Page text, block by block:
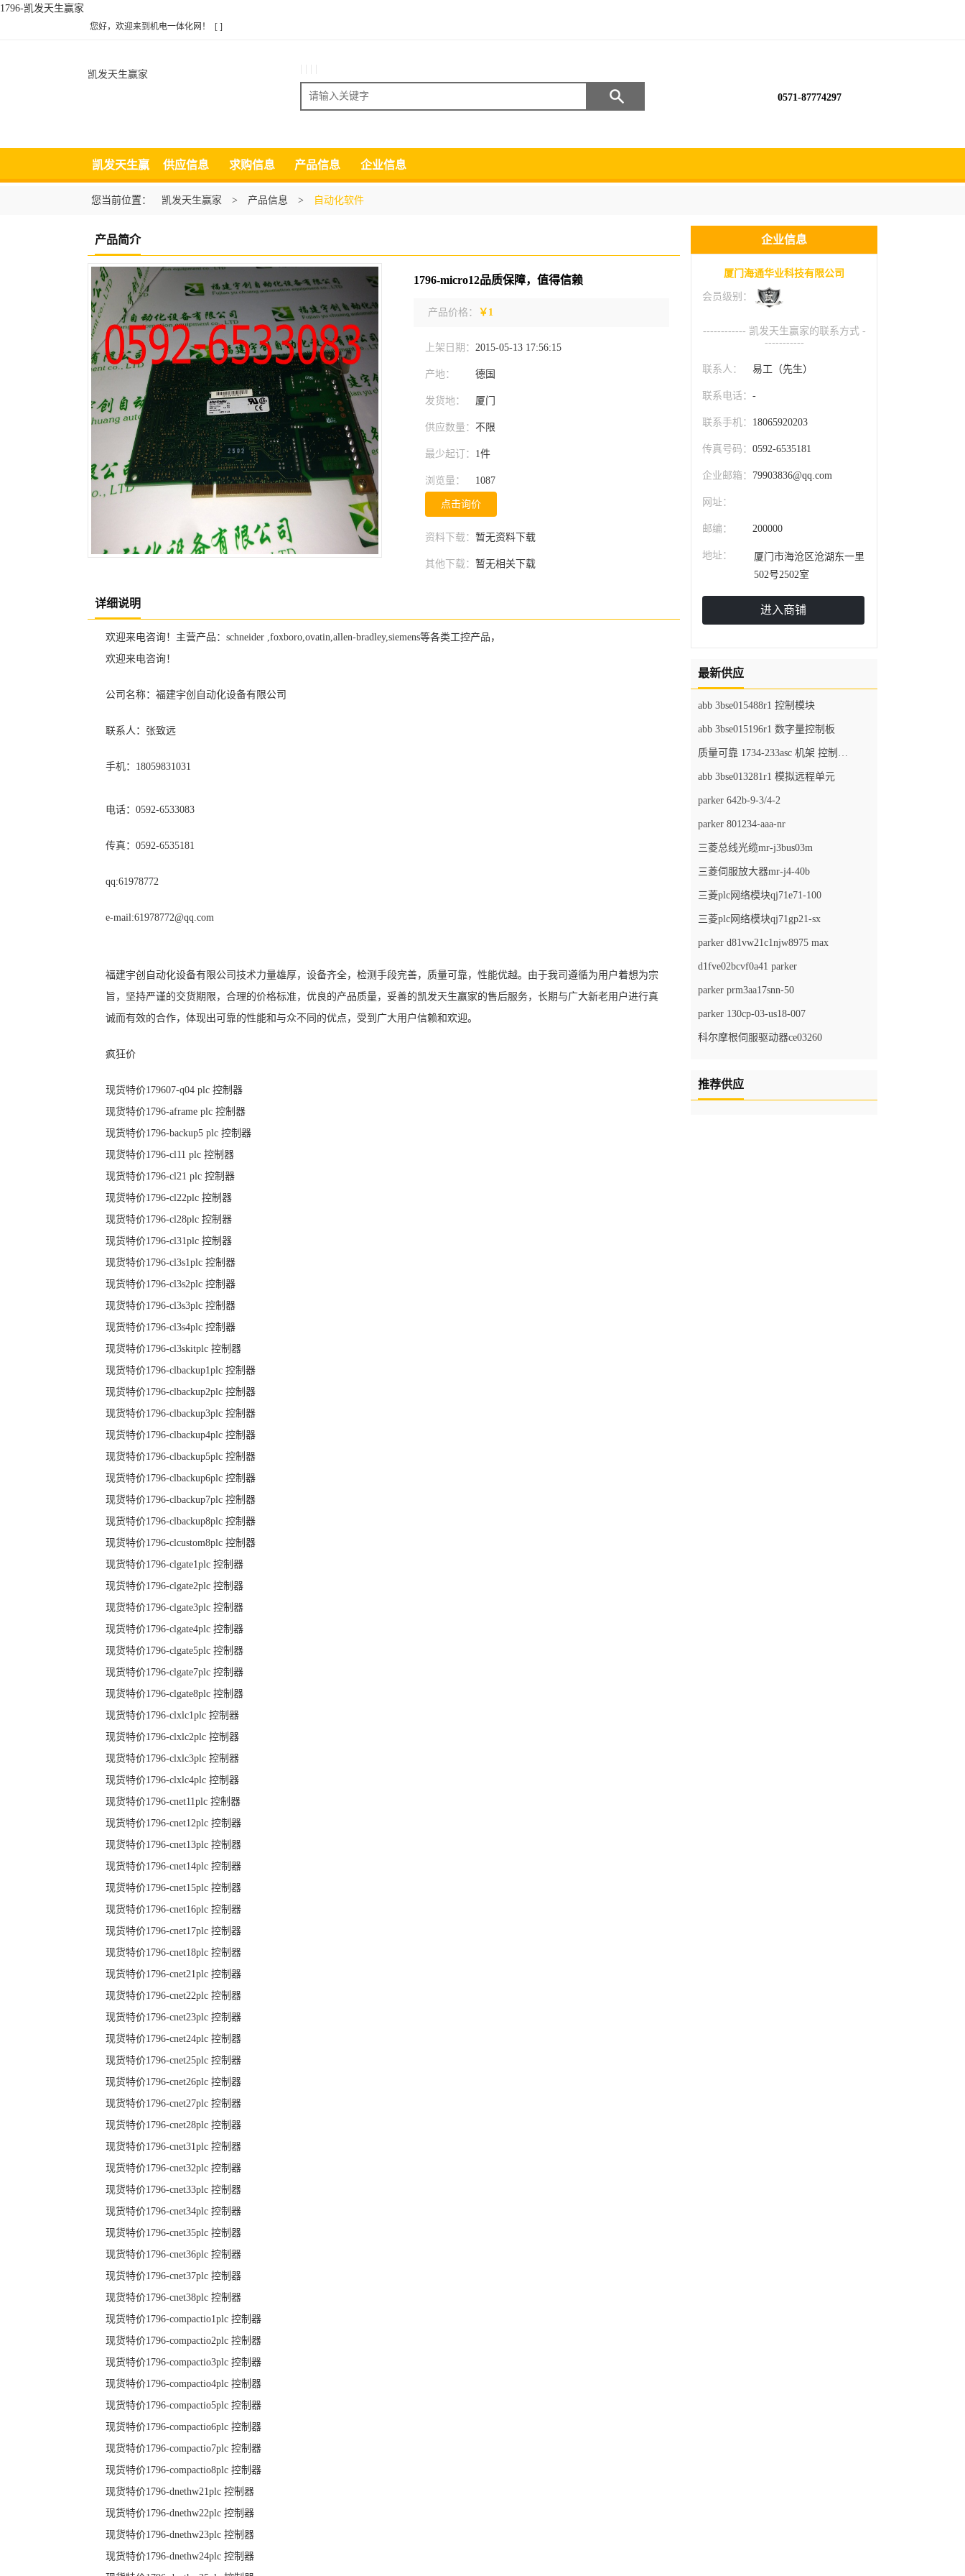
1796-凯发天生赢家
您好，欢迎来到机电一体化网！ [ ]
凯发天生赢家
搜索 0571-87774297
凯发天生赢
家
供应信息 求购信息 产品信息 企业信息
您当前位置： 凯发天生赢家 > 产品信息 > 自动化软件
产品简介
1796-micro12品质保障，值得信赖
产品价格： ￥1
上架日期： 2015-05-13 17:56:15
产地： 德国
发货地： 厦门
供应数量： 不限
最少起订： 1件
浏览量： 1087
点击询价
资料下载： 暂无资料下载
其他下载： 暂无相关下载
详细说明
欢迎来电咨询！主营产品：schneider ,foxboro,ovatin,allen-bradley,siemens等各类工控产品，
欢迎来电咨询！
公司名称：福建宇创自动化设备有限公司
联系人：张致远
手机：18059831031
电话：0592-6533083
传真：0592-6535181
qq:61978772
e-mail:61978772@qq.com
福建宇创自动化设备有限公司技术力量雄厚，设备齐全，检测手段完善，质量可靠，性能优越。由于我司遵循为用户着想为宗
旨，坚持严谨的交货期限，合理的价格标准，优良的产品质量，妥善的凯发天生赢家的售后服务，长期与广大新老用户进行真
诚而有效的合作，体现出可靠的性能和与众不同的优点，受到广大用户信赖和欢迎。
疯狂价
现货特价179607-q04 plc 控制器
现货特价1796-aframe plc 控制器
现货特价1796-backup5 plc 控制器
现货特价1796-cl11 plc 控制器
现货特价1796-cl21 plc 控制器
现货特价1796-cl22plc 控制器
现货特价1796-cl28plc 控制器
现货特价1796-cl31plc 控制器
现货特价1796-cl3s1plc 控制器
现货特价1796-cl3s2plc 控制器
现货特价1796-cl3s3plc 控制器
现货特价1796-cl3s4plc 控制器
现货特价1796-cl3skitplc 控制器
现货特价1796-clbackup1plc 控制器
现货特价1796-clbackup2plc 控制器
现货特价1796-clbackup3plc 控制器
现货特价1796-clbackup4plc 控制器
现货特价1796-clbackup5plc 控制器
现货特价1796-clbackup6plc 控制器
现货特价1796-clbackup7plc 控制器
现货特价1796-clbackup8plc 控制器
现货特价1796-clcustom8plc 控制器
现货特价1796-clgate1plc 控制器
现货特价1796-clgate2plc 控制器
现货特价1796-clgate3plc 控制器
现货特价1796-clgate4plc 控制器
现货特价1796-clgate5plc 控制器
现货特价1796-clgate7plc 控制器
现货特价1796-clgate8plc 控制器
现货特价1796-clxlc1plc 控制器
现货特价1796-clxlc2plc 控制器
现货特价1796-clxlc3plc 控制器
现货特价1796-clxlc4plc 控制器
现货特价1796-cnet11plc 控制器
现货特价1796-cnet12plc 控制器
现货特价1796-cnet13plc 控制器
现货特价1796-cnet14plc 控制器
现货特价1796-cnet15plc 控制器
现货特价1796-cnet16plc 控制器
现货特价1796-cnet17plc 控制器
现货特价1796-cnet18plc 控制器
现货特价1796-cnet21plc 控制器
现货特价1796-cnet22plc 控制器
现货特价1796-cnet23plc 控制器
现货特价1796-cnet24plc 控制器
现货特价1796-cnet25plc 控制器
现货特价1796-cnet26plc 控制器
现货特价1796-cnet27plc 控制器
现货特价1796-cnet28plc 控制器
现货特价1796-cnet31plc 控制器
现货特价1796-cnet32plc 控制器
现货特价1796-cnet33plc 控制器
现货特价1796-cnet34plc 控制器
现货特价1796-cnet35plc 控制器
现货特价1796-cnet36plc 控制器
现货特价1796-cnet37plc 控制器
现货特价1796-cnet38plc 控制器
现货特价1796-compactio1plc 控制器
现货特价1796-compactio2plc 控制器
现货特价1796-compactio3plc 控制器
现货特价1796-compactio4plc 控制器
现货特价1796-compactio5plc 控制器
现货特价1796-compactio6plc 控制器
现货特价1796-compactio7plc 控制器
现货特价1796-compactio8plc 控制器
现货特价1796-dnethw21plc 控制器
现货特价1796-dnethw22plc 控制器
现货特价1796-dnethw23plc 控制器
现货特价1796-dnethw24plc 控制器
企业信息
厦门海通华业科技有限公司
会员级别：
------------ 凯发天生赢家的联系方式 -
-----------
联系人： 易工（先生）
联系电话： -
联系手机： 18065920203
传真号码： 0592-6535181
企业邮箱： 79903836@qq.com
网址：
邮编： 200000
地址：
厦门市海沧区沧湖东一里
502号2502室
进入商铺
最新供应
abb 3bse015488r1 控制模块
abb 3bse015196r1 数字量控制板
质量可靠 1734-233asc 机架 控制器模块
abb 3bse013281r1 模拟远程单元
parker 642b-9-3/4-2
parker 801234-aaa-nr
三菱总线光缆mr-j3bus03m
三菱伺服放大器mr-j4-40b
三菱plc网络模块qj71e71-100
三菱plc网络模块qj71gp21-sx
parker d81vw21c1njw8975 max
d1fve02bcvf0a41 parker
parker prm3aa17snn-50
parker 130cp-03-us18-007
科尔摩根伺服驱动器ce03260
推荐供应